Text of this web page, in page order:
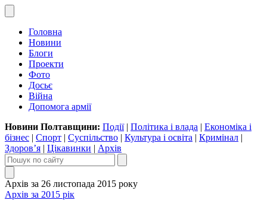
Головна
Новини
Блоги
Проекти
Фото
Досьє
Війна
Допомога армії
Новини Полтавщини: Події| Політика і влада | Економіка і
бізнес | Спорт | Суспільство | Культура і освіта | Кримінал |
Здоров’я | Цікавинки | Архів
Архів за 26 листопада 2015 року
Архів за 2015 рік